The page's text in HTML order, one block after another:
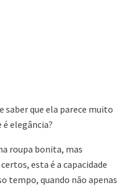
saber que ela parece muito
elegância?
roupa bonita, mas
esta é a capacidade
tempo, quando não apenas